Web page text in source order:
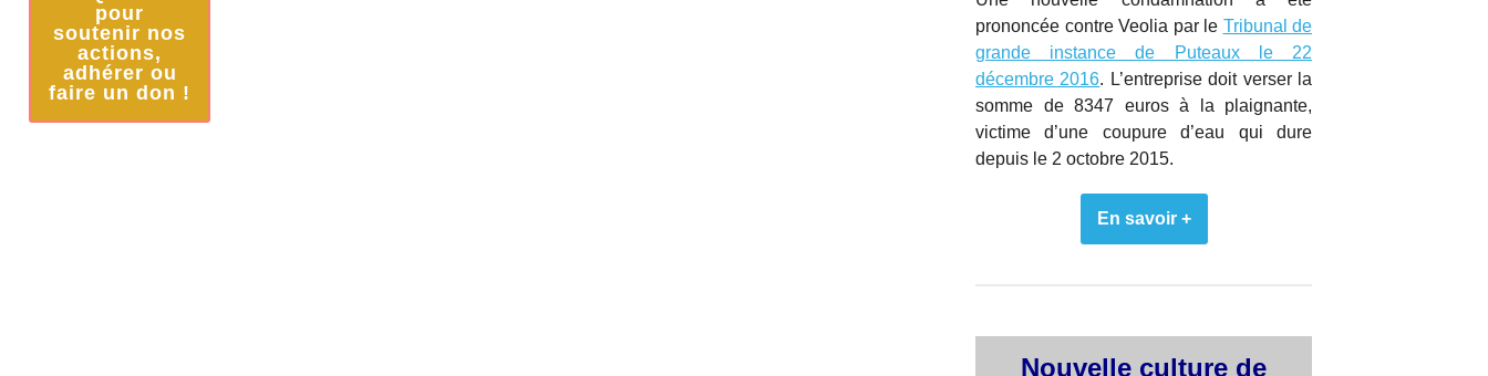
prononcée contre Veolia par le Tribunal de
grande instance de Puteaux le 22
décembre 2016. L’entreprise doit verser la
somme de 8347 euros à la plaignante,
victime d’une coupure d’eau qui dure
depuis le 2 octobre 2015.
En savoir +
Nouvelle culture de
pour
soutenir nos
actions,
adhérer ou
faire un don !